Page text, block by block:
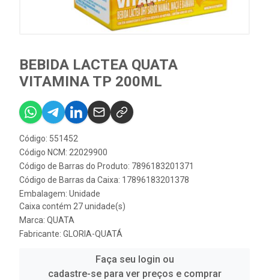
BEBIDA LACTEA QUATA
VITAMINA TP 200ML
Código: 551452
Código NCM: 22029900
Código de Barras do Produto: 7896183201371
Código de Barras da Caixa: 17896183201378
Embalagem: Unidade
Caixa contém 27 unidade(s)
Marca: QUATA
Fabricante: GLORIA-QUATÁ
Faça seu login ou
cadastre-se para ver preços e comprar